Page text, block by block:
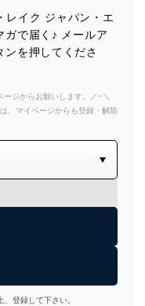
レイク ジャパン・エ
ガで届く♪ メールア
ンを押してくださ
ジからお願いします。／~＼
、マイページからも登録・解除
登録して下さい。